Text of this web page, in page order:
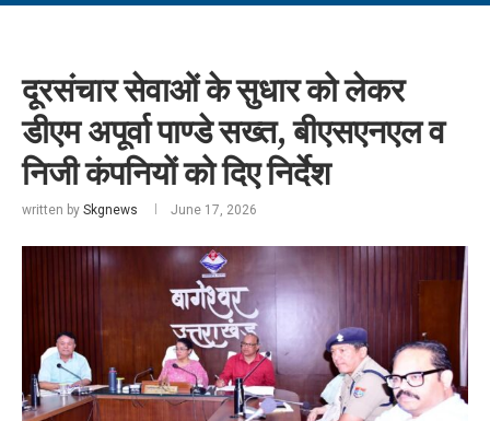
दूरसंचार सेवाओं के सुधार को लेकर
डीएम अपूर्वा पाण्डे सख्त, बीएसएनएल व
निजी कंपनियों को दिए निर्देश
written by Skgnews June 17, 2026